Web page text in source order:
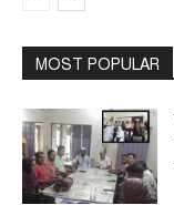
MOST POPULAR